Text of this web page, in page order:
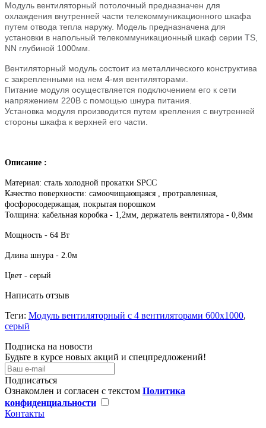
Модуль вентиляторный потолочный предназначен для
охлаждения внутренней части телекоммуникационного шкафа
путем отвода тепла наружу. Модель предназначена для
установки в напольный телекоммуникационный шкаф серии ТS,
NN глубиной 1000мм.
Вентиляторный модуль состоит из металлического конструктива
с закрепленными на нем 4-мя вентиляторами.
Питание модуля осуществляется подключением его к сети
напряжением 220В с помощью шнура питания.
Установка модуля производится путем крепления с внутренней
стороны шкафа к верхней его части.
Описание :
Материал: сталь холодной прокатки SPCC
Качество поверхности: самоочищающаяся , протравленная,
фосфоросодержащая, покрытая порошком
Толщина: кабельная коробка - 1,2мм, держатель вентилятора - 0,8мм
Мощность - 64 Вт
Длина шнура - 2.0м
Цвет - серый
Написать отзыв
Теги: Модуль вентиляторный с 4 вентиляторами 600х1000,
серый
Подписка на новости
Будьте в курсе новых акций и спецпредложений!
Подписаться
Ознакомлен и согласен с текстом Политика
конфиденциальности
Контакты